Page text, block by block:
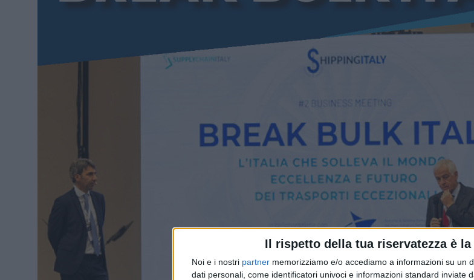
Il rispetto della tua riservatezza è
Noi e i nostri partner memorizziamo e/o accediamo a informazioni su un
dati personali, come identificatori univoci e informazioni standard inviate